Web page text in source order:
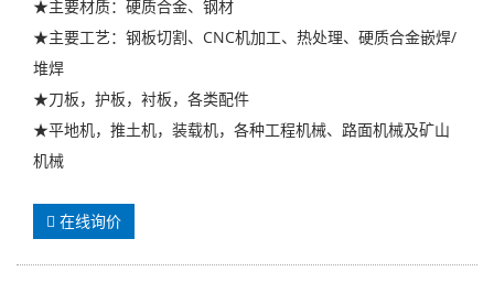
★主要材质：硬质合金、钢材
★主要工艺：钢板切割、CNC机加工、热处理、硬质合金嵌焊/
堆焊
★刀板，护板，衬板，各类配件
★平地机，推土机，装载机，各种工程机械、路面机械及矿山
机械
在线询价